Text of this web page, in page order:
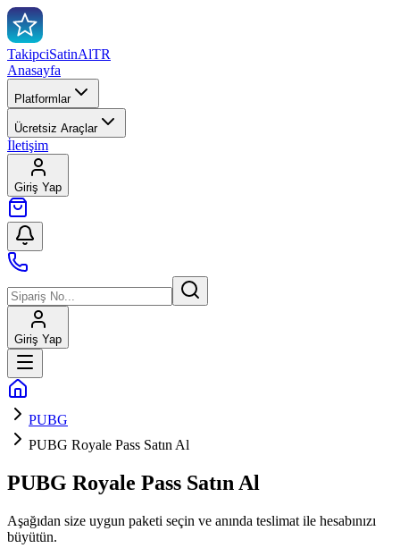
TakipciSatinAlTR
Anasayfa
Platformlar
Ücretsiz Araçlar
İletişim
Giriş Yap
Giriş Yap
PUBG
PUBG Royale Pass Satın Al
PUBG Royale Pass Satın Al
Aşağıdan size uygun paketi seçin ve anında teslimat ile hesabınızı
büyütün.